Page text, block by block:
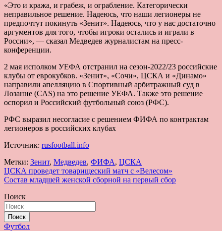
«Это и кража, и грабеж, и ограбление. Категорически
неправильное решение. Надеюсь, что наши легионеры не
предпочтут покинуть «Зенит». Надеюсь, что у нас достаточно
аргументов для того, чтобы игроки остались и играли в
России», — сказал Медведев журналистам на пресс-
конференции.
2 мая исполком УЕФА отстранил на сезон-2022/23 российские
клубы от еврокубков. «Зенит», «Сочи», ЦСКА и «Динамо»
направили апелляцию в Спортивный арбитражный суд в
Лозанне (CAS) на это решение УЕФА. Также это решение
оспорил и Российский футбольный союз (РФС).
РФС выразил несогласие с решением ФИФА по контрактам
легионеров в российских клубах
Источник: rusfootball.info
Метки: Зенит, Медведев, ФИФА, ЦСКА
Навигация
по
записям
ЦСКА проведет товарищеский матч с «Велесом»
Состав младшей женской сборной на первый сбор
Поиск
Поиск
Футбол